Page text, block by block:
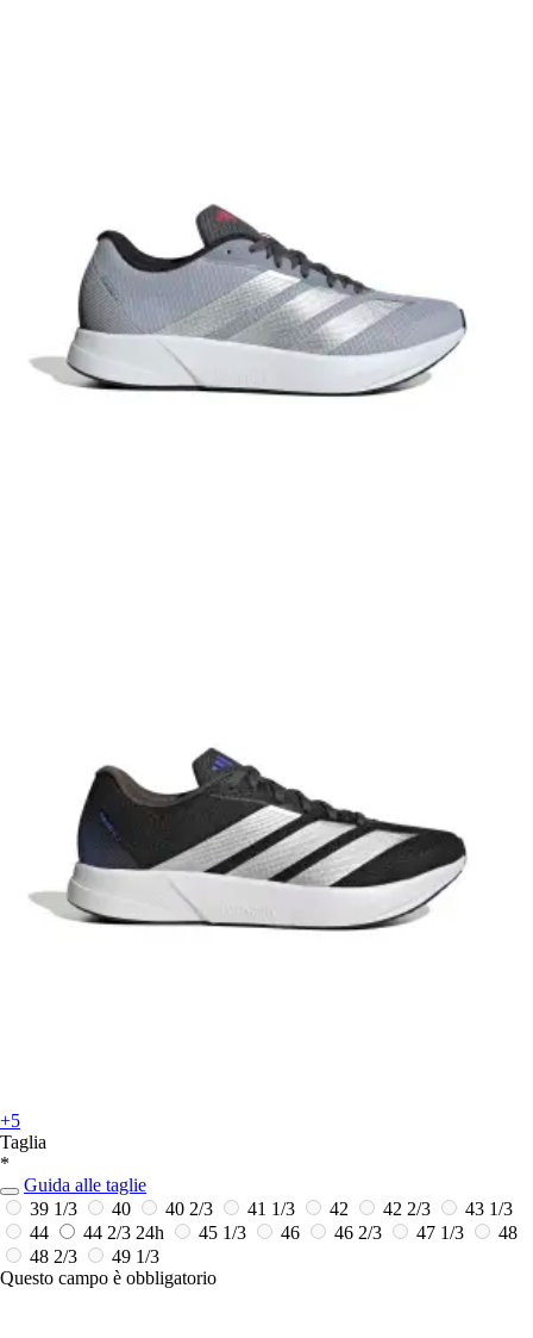
+5
Taglia
*
Guida alle taglie
39 1/3
40 40 2/3 41 1/3 42 42 2/3
43 1/3
44
44 2/3 24h 45 1/3 46 46 2/3 47 1/3
48
48 2/3
49 1/3
Questo campo è obbligatorio